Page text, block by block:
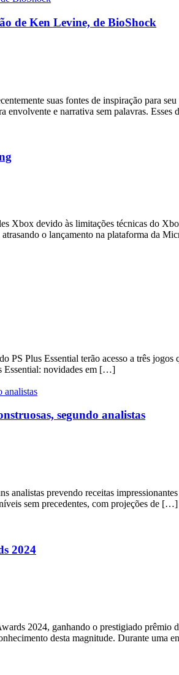
de Ken Levine, de BioShock
suas fontes de inspiração para
envolvente e narrativa sem palavras.
devido às limitações técnicas do
o lançamento na plataforma da
Plus Essential terão acesso a três
Essential: novidades em […]
segundo analistas
prevendo receitas
sem precedentes, com projeções de […]
2024
2024, ganhando o prestigiado prêmio
desta magnitude. Durante uma